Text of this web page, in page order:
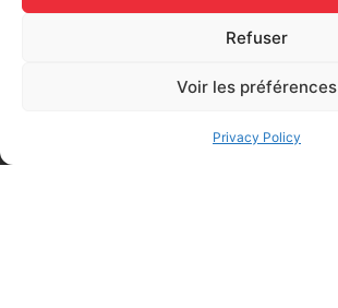
Refuser
Voir les préférences
Privacy Policy
$1.48